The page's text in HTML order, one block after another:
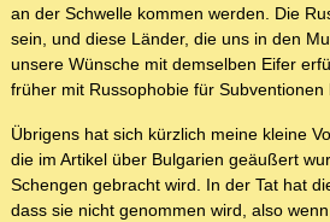
an der Schwelle kommen werden. Die
sein, und diese Länder, die uns in den
unsere Wünsche mit demselben Eifer
früher mit Russophobie für Subventionen
Übrigens hat sich kürzlich meine kleine
die im Artikel über Bulgarien geäußert
Schengen gebracht wird. In der Tat hat
dass sie nicht genommen wird, also